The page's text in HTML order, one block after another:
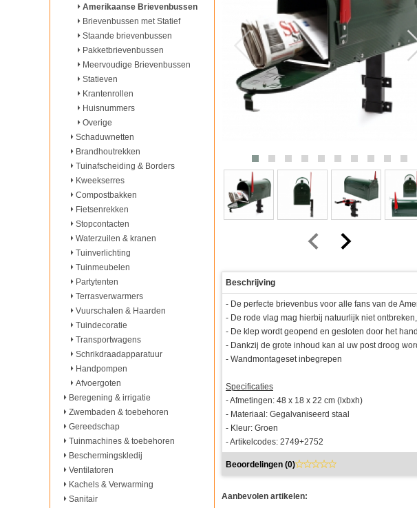
Amerikaanse Brievenbussen
Brievenbussen met Statief
Staande brievenbussen
Pakketbrievenbussen
Meervoudige Brievenbussen
Statieven
Krantenrollen
Huisnummers
Overige
Schaduwnetten
Brandhoutrekken
Tuinafscheiding & Borders
Kweekserres
Compostbakken
Fietsenrekken
Stopcontacten
Waterzuilen & kranen
Tuinverlichting
Tuinmeubelen
Partytenten
Terrasverwarmers
Vuurschalen & Haarden
Tuindecoratie
Transportwagens
Schrikdraadapparatuur
Handpompen
Afvoergoten
Beregening & irrigatie
Zwembaden & toebehoren
Gereedschap
Tuinmachines & toebehoren
Beschermingskledij
Ventilatoren
Kachels & Verwarming
Sanitair
Beschrijving
- De perfecte brievenbus voor alle fans van de
- De rode vlag mag hierbij natuurlijk niet
- De klep wordt geopend en gesloten door het
- Dankzij de grote inhoud kan al uw post droog
- Wandmontageset inbegrepen
Specificaties
- Afmetingen: 48 x 18 x 22 cm (lxbxh)
- Materiaal: Gegalvaniseerd staal
- Kleur: Groen
- Artikelcodes: 2749+2752
Beoordelingen (0)
Aanbevolen artikelen: